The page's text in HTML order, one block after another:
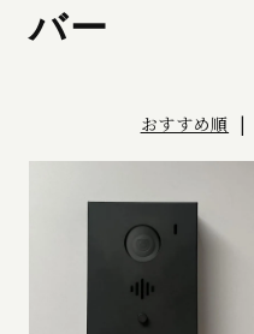
バー
おすすめ順 |